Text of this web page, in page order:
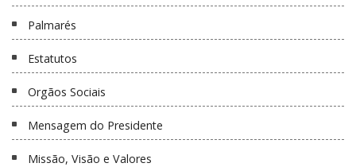
Palmarés
Estatutos
Orgãos Sociais
Mensagem do Presidente
Missão, Visão e Valores